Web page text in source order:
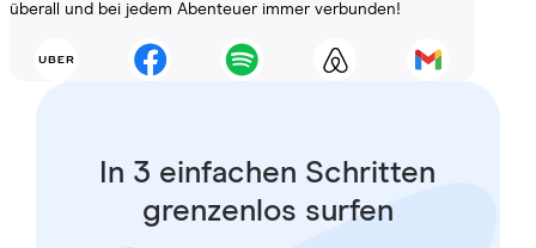
überall und bei jedem Abenteuer immer verbunden!
In 3 einfachen Schritten
grenzenlos surfen